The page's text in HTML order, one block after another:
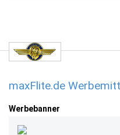
maxFlite.de
Werbebanner